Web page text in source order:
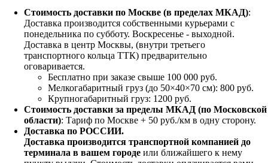
Стоимость доставки по Москве (в пределах МКАД):
Доставка производится собственными курьерами с
понедельника по субботу. Воскресенье - выходной.
Доставка в центр Москвы, (внутри третьего
транспортного кольца ТТК) предварительно
оговаривается.
Бесплатно при заказе свыше 100 000 руб.
Мелкогабаритный груз (до 50×40×70 см): 800 руб.
Крупногабаритный груз: 1200 руб.
Стоимость доставки за пределы МКАД (по Московской
области): Тариф по Москве + 50 руб./км в одну сторону.
Доставка по РОССИИ.
Доставка производится транспортной компанией до
терминала в вашем городе или ближайшего к нему